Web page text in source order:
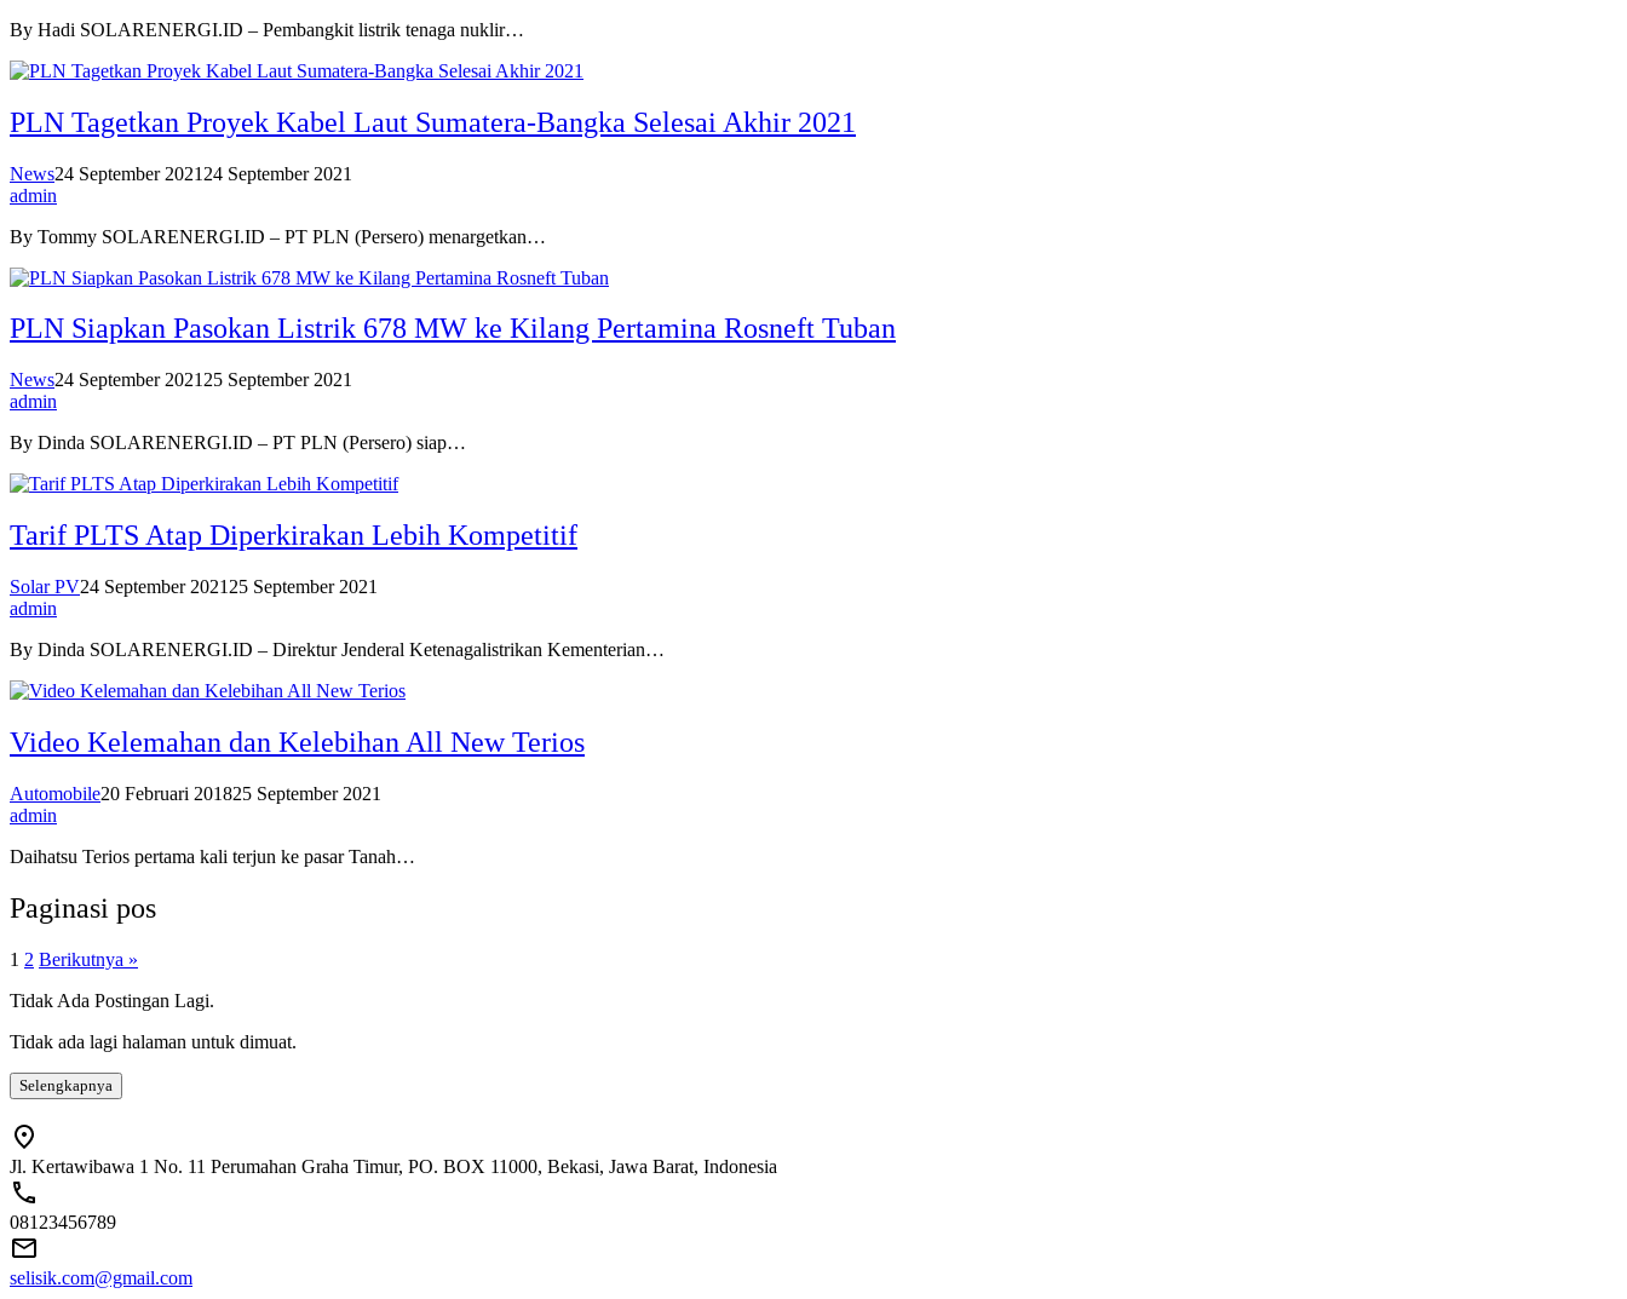
By Hadi SOLARENERGI.ID – Pembangkit listrik tenaga nuklir…
PLN Tagetkan Proyek Kabel Laut Sumatera-Bangka Selesai Akhir 2021
News24 September 2021 24 September 2021
admin
By Tommy SOLARENERGI.ID – PT PLN (Persero) menargetkan…
PLN Siapkan Pasokan Listrik 678 MW ke Kilang Pertamina Rosneft Tuban
News24 September 2021 25 September 2021
admin
By Dinda SOLARENERGI.ID – PT PLN (Persero) siap…
Tarif PLTS Atap Diperkirakan Lebih Kompetitif
Solar PV24 September 2021 25 September 2021
admin
By Dinda SOLARENERGI.ID – Direktur Jenderal Ketenagalistrikan Kementerian…
Video Kelemahan dan Kelebihan All New Terios
Automobile20 Februari 201825 September 2021
admin
Daihatsu Terios pertama kali terjun ke pasar Tanah…
Paginasi pos
1 2 Berikutnya »
Tidak Ada Postingan Lagi.
Tidak ada lagi halaman untuk dimuat.
Selengkapnya
Jl. Kertawibawa 1 No. 11 Perumahan Graha Timur, PO. BOX 11000, Bekasi, Jawa Barat, Indonesia
08123456789
selisik.com@gmail.com